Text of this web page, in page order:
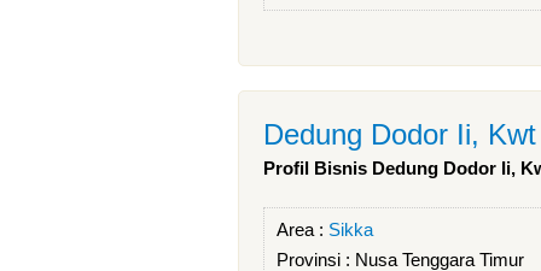
Dedung Dodor Ii, Kwt
Profil Bisnis Dedung Dodor Ii,
Area : Sikka
Provinsi : Nusa Tenggara Timur